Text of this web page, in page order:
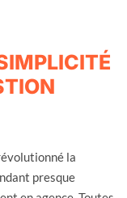
la
presque